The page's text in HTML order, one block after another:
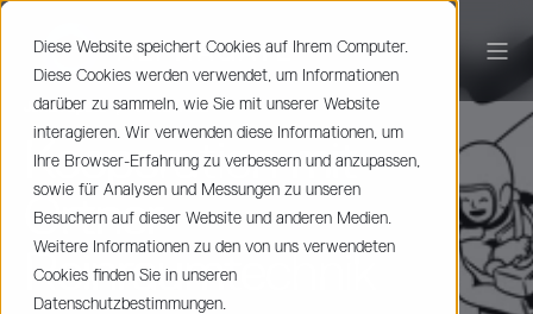
Diese Website speichert Cookies auf Ihrem Computer.
Diese Cookies werden verwendet, um Informationen
darüber zu sammeln, wie Sie mit unserer Website
interagieren. Wir verwenden diese Informationen, um
Ihre Browser-Erfahrung zu verbessern und anzupassen,
sowie für Analysen und Messungen zu unseren
Besuchern auf dieser Website und anderen Medien.
Weitere Informationen zu den von uns verwendeten
Cookies finden Sie in unseren
Datenschutzbestimmungen.
Johan Spets < 1 min read
Kooperation mit
Ortner
Reinraumtechnik